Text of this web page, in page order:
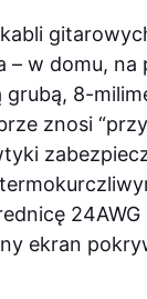
kabli
– w domu, na
grubą, 8-
znosi
ekran